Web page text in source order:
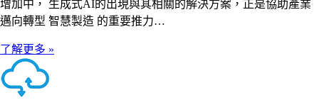
增加中， 生成式AI的出現與其相關的解決方案，正是協助產業
邁向轉型 智慧製造 的重要推力…
了解更多 »